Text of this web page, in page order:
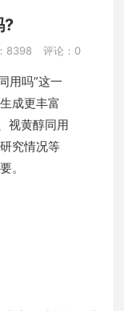
?
8398 评论：0
用吗”这一
成更丰富
视黄醇同用
究情况等
。